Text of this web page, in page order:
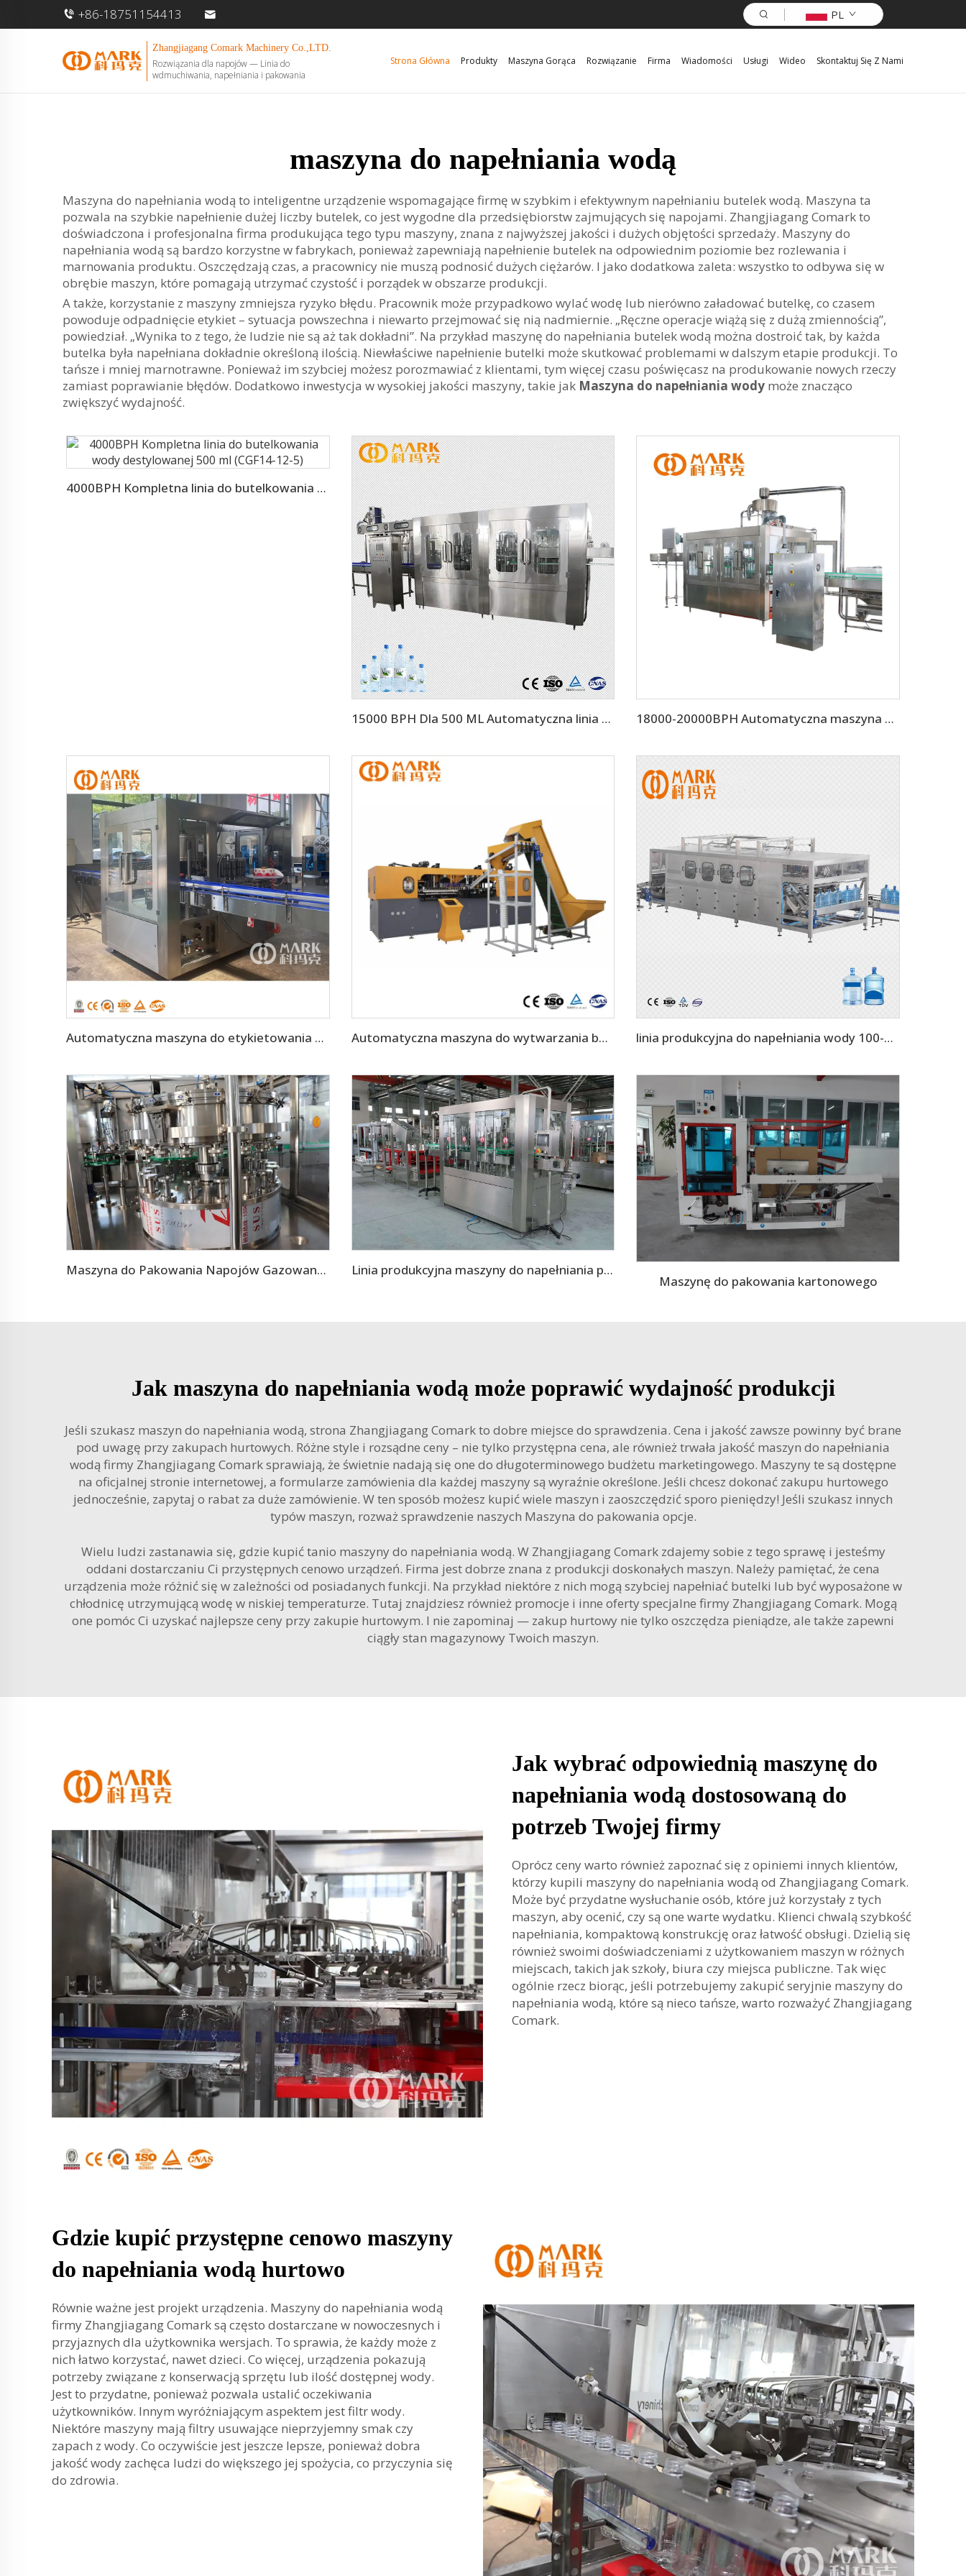
+86-18751154413 PL
Zhangjiagang Comark Machinery Co.,LTD.
Rozwiązania dla napojów — Linia do
wdmuchiwania, napełniania i pakowania
Strona Główna Produkty Maszyna Gorąca Rozwiązanie Firma Wiadomości Usługi Wideo Skontaktuj Się Z Nami
maszyna do napełniania wodą
Maszyna do napełniania wodą to inteligentne urządzenie wspomagające firmę w szybkim i efektywnym napełnianiu butelek wodą. Maszyna ta
pozwala na szybkie napełnienie dużej liczby butelek, co jest wygodne dla przedsiębiorstw zajmujących się napojami. Zhangjiagang Comark to
doświadczona i profesjonalna firma produkująca tego typu maszyny, znana z najwyższej jakości i dużych objętości sprzedaży. Maszyny do
napełniania wodą są bardzo korzystne w fabrykach, ponieważ zapewniają napełnienie butelek na odpowiednim poziomie bez rozlewania i
marnowania produktu. Oszczędzają czas, a pracownicy nie muszą podnosić dużych ciężarów. I jako dodatkowa zaleta: wszystko to odbywa się w
obrębie maszyn, które pomagają utrzymać czystość i porządek w obszarze produkcji.
A także, korzystanie z maszyny zmniejsza ryzyko błędu. Pracownik może przypadkowo wylać wodę lub nierówno załadować butelkę, co czasem
powoduje odpadnięcie etykiet – sytuacja powszechna i niewarto przejmować się nią nadmiernie. „Ręczne operacje wiążą się z dużą zmiennością”,
powiedział. „Wynika to z tego, że ludzie nie są aż tak dokładni”. Na przykład maszynę do napełniania butelek wodą można dostroić tak, by każda
butelka była napełniana dokładnie określoną ilością. Niewłaściwe napełnienie butelki może skutkować problemami w dalszym etapie produkcji. To
tańsze i mniej marnotrawne. Ponieważ im szybciej możesz porozmawiać z klientami, tym więcej czasu poświęcasz na produkowanie nowych rzeczy
zamiast poprawianie błędów. Dodatkowo inwestycja w wysokiej jakości maszyny, takie jak Maszyna do napełniania wody może znacząco
zwiększyć wydajność.
4000BPH Kompletna linia do butelkowania wody destylowanej 500 ml (CGF14-12-5)
15000 BPH Dla 500 ML Automatyczna linia produkcyjna wody mineralnej 3 w 1 (CGF32-32-8) 18000-20000BPH Automatyczna maszyna do napełniania wody pitnej
Automatyczna maszyna do etykietowania butli klejem op op Automatyczna maszyna do wytwarzania butelek PET metodą rozdmuchiwania na gorąco linia produkcyjna do napełniania wody 100-150 op/b, 5 galonów, 20 L, kompletna maszyna do napełniania wody z butelką PET
Maszyna do Pakowania Napojów Gazowanych/Maszyna do Napełniania Puszek Linia produkcyjna maszyny do napełniania puszek napojami energetycznymi
Maszynę do pakowania kartonowego
Jak maszyna do napełniania wodą może poprawić wydajność produkcji
Jeśli szukasz maszyn do napełniania wodą, strona Zhangjiagang Comark to dobre miejsce do sprawdzenia. Cena i jakość zawsze powinny być brane
pod uwagę przy zakupach hurtowych. Różne style i rozsądne ceny – nie tylko przystępna cena, ale również trwała jakość maszyn do napełniania
wodą firmy Zhangjiagang Comark sprawiają, że świetnie nadają się one do długoterminowego budżetu marketingowego. Maszyny te są dostępne
na oficjalnej stronie internetowej, a formularze zamówienia dla każdej maszyny są wyraźnie określone. Jeśli chcesz dokonać zakupu hurtowego
jednocześnie, zapytaj o rabat za duże zamówienie. W ten sposób możesz kupić wiele maszyn i zaoszczędzić sporo pieniędzy! Jeśli szukasz innych
typów maszyn, rozważ sprawdzenie naszych Maszyna do pakowania opcje.
Wielu ludzi zastanawia się, gdzie kupić tanio maszyny do napełniania wodą. W Zhangjiagang Comark zdajemy sobie z tego sprawę i jesteśmy
oddani dostarczaniu Ci przystępnych cenowo urządzeń. Firma jest dobrze znana z produkcji doskonałych maszyn. Należy pamiętać, że cena
urządzenia może różnić się w zależności od posiadanych funkcji. Na przykład niektóre z nich mogą szybciej napełniać butelki lub być wyposażone w
chłodnicę utrzymującą wodę w niskiej temperaturze. Tutaj znajdziesz również promocje i inne oferty specjalne firmy Zhangjiagang Comark. Mogą
one pomóc Ci uzyskać najlepsze ceny przy zakupie hurtowym. I nie zapominaj — zakup hurtowy nie tylko oszczędza pieniądze, ale także zapewni
ciągły stan magazynowy Twoich maszyn.
Jak wybrać odpowiednią maszynę do
napełniania wodą dostosowaną do
potrzeb Twojej firmy
Oprócz ceny warto również zapoznać się z opiniemi innych klientów,
którzy kupili maszyny do napełniania wodą od Zhangjiagang Comark.
Może być przydatne wysłuchanie osób, które już korzystały z tych
maszyn, aby ocenić, czy są one warte wydatku. Klienci chwalą szybkość
napełniania, kompaktową konstrukcję oraz łatwość obsługi. Dzielią się
również swoimi doświadczeniami z użytkowaniem maszyn w różnych
miejscach, takich jak szkoły, biura czy miejsca publiczne. Tak więc
ogólnie rzecz biorąc, jeśli potrzebujemy zakupić seryjnie maszyny do
napełniania wodą, które są nieco tańsze, warto rozważyć Zhangjiagang
Comark.
Gdzie kupić przystępne cenowo maszyny
do napełniania wodą hurtowo
Równie ważne jest projekt urządzenia. Maszyny do napełniania wodą
firmy Zhangjiagang Comark są często dostarczane w nowoczesnych i
przyjaznych dla użytkownika wersjach. To sprawia, że każdy może z
nich łatwo korzystać, nawet dzieci. Co więcej, urządzenia pokazują
potrzeby związane z konserwacją sprzętu lub ilość dostępnej wody.
Jest to przydatne, ponieważ pozwala ustalić oczekiwania
użytkowników. Innym wyróżniającym aspektem jest filtr wody.
Niektóre maszyny mają filtry usuwające nieprzyjemny smak czy
zapach z wody. Co oczywiście jest jeszcze lepsze, ponieważ dobra
jakość wody zachęca ludzi do większego jej spożycia, co przyczynia się
do zdrowia.